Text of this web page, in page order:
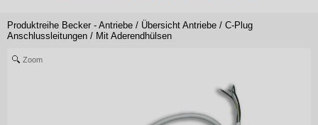
Produktreihe Becker - Antriebe / Übersicht Antriebe / C-Plug
Anschlussleitungen / Mit Aderendhülsen
Zoom